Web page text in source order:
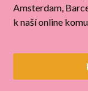
Amsterdam,
k naší online